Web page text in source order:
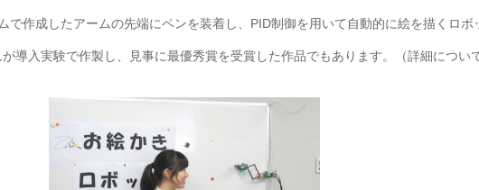
で作成したアームの先端にペンを装着し、PID制御を用いて自動的に絵を描くロボ
導入実験で作製し、見事に最優秀賞を受賞した作品でもあります。（詳細につい